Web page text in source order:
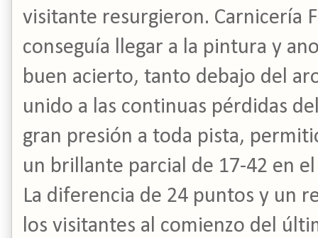
visitante resurgieron. Carnicería
conseguía llegar a la pintura y
buen acierto, tanto debajo del
unido a las continuas pérdidas
gran presión a toda pista,
un brillante parcial de 17-42 en
La diferencia de 24 puntos y un
los visitantes al comienzo del